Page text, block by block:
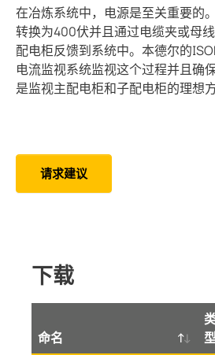
在冶炼系统中，电源是至关重要的
转换为400伏并且通过电缆夹或母
配电柜反馈到系统中。本德尔的
电流监视系统监视这个过程并且确
是监视主配电柜和子配电柜的理想方
请求建议
下载
命名